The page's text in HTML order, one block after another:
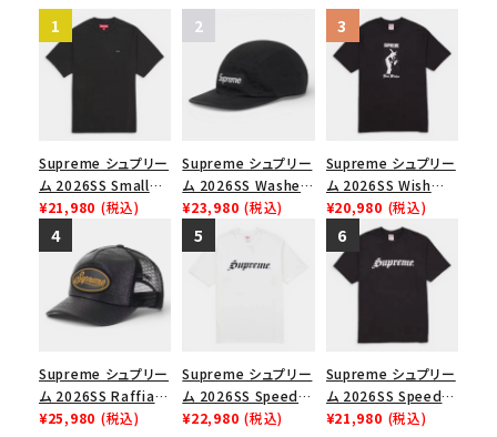
Supreme シュプリー
ム 2026SS Small
Box Tee スモールボ
ックスTシャツ ブラッ
ク
¥21,980 (税込)
Supreme シュプリー
ム 2026SS Washed
Chino Twill Camp
Cap ウォッシュド チ
ノツイル キャンプキャ
ップ ブラック
¥23,980 (税込)
Supreme シュプリー
ム 2026SS Wish
Tee ウィッシュTシ
ャツ ブラック
¥20,980 (税込)
Supreme シュプリー
ム 2026SS Raffia
Mesh Back 5-Panel
¥25,980 (税込)
Supreme シュプリー
ム 2026SS Speed
Tee スピードTシャツ
¥22,980 (税込)
Supreme シュプリー
ム 2026SS Speed
Tee スピードTシャツ
¥21,980 (税込)